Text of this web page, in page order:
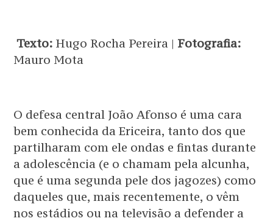
Texto: Hugo Rocha Pereira | Fotografia:
Mauro Mota
O defesa central João Afonso é uma cara
bem conhecida da Ericeira, tanto dos que
partilharam com ele ondas e fintas durante
a adolescência (e o chamam pela alcunha,
que é uma segunda pele dos jagozes) como
daqueles que, mais recentemente, o vêm
nos estádios ou na televisão a defender a